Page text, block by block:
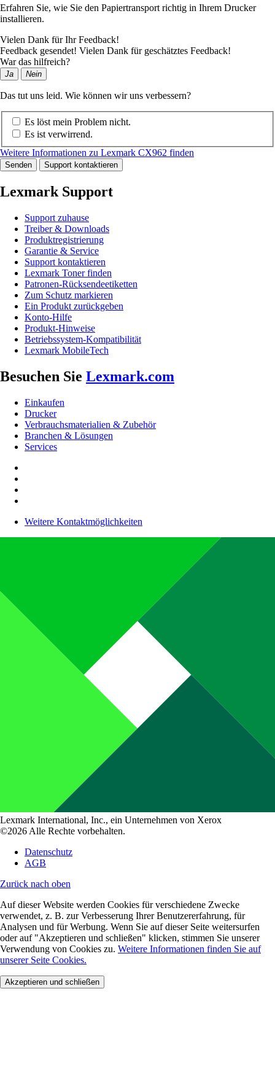
Erfahren Sie, wie Sie den Papiertransport richtig in Ihrem Drucker
installieren.
Vielen Dank für Ihr Feedback!
Feedback gesendet! Vielen Dank für geschätztes Feedback!
War das hilfreich?
Ja Nein
Das tut uns leid. Wie können wir uns verbessern?
Es löst mein Problem nicht.
Es ist verwirrend.
Weitere Informationen zu Lexmark CX962 finden
Senden Support kontaktieren
Lexmark Support
Support zuhause
Treiber & Downloads
Produktregistrierung
Garantie & Service
Support kontaktieren
Lexmark Toner finden
Patronen-Rücksendeetiketten
Zum Schutz markieren
Ein Produkt zurückgeben
Konto-Hilfe
Produkt-Hinweise
Betriebssystem-Kompatibilität
Lexmark MobileTech
Besuchen Sie Lexmark.com
Einkaufen
Drucker
Verbrauchsmaterialien & Zubehör
Branchen & Lösungen
Services
Weitere Kontaktmöglichkeiten
Lexmark International, Inc., ein Unternehmen von Xerox
©2026 Alle Rechte vorbehalten.
Datenschutz
AGB
Zurück nach oben
Auf dieser Website werden Cookies für verschiedene Zwecke
verwendet, z. B. zur Verbesserung Ihrer Benutzererfahrung, für
Analysen und für Werbung. Wenn Sie auf dieser Seite weitersurfen
oder auf "Akzeptieren und schließen" klicken, stimmen Sie unserer
Verwendung von Cookies zu. Weitere Informationen finden Sie auf
unserer Seite Cookies.
Akzeptieren und schließen